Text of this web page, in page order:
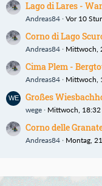
Lago di Lares -
Andreas84 Vor 10
Corno di Lago
Andreas84 Mittwoch,
Cima Plem -
Andreas84 Mittwoch,
Großes
wege Mittwoch, 18:32
Corno delle
Andreas84 Montag,